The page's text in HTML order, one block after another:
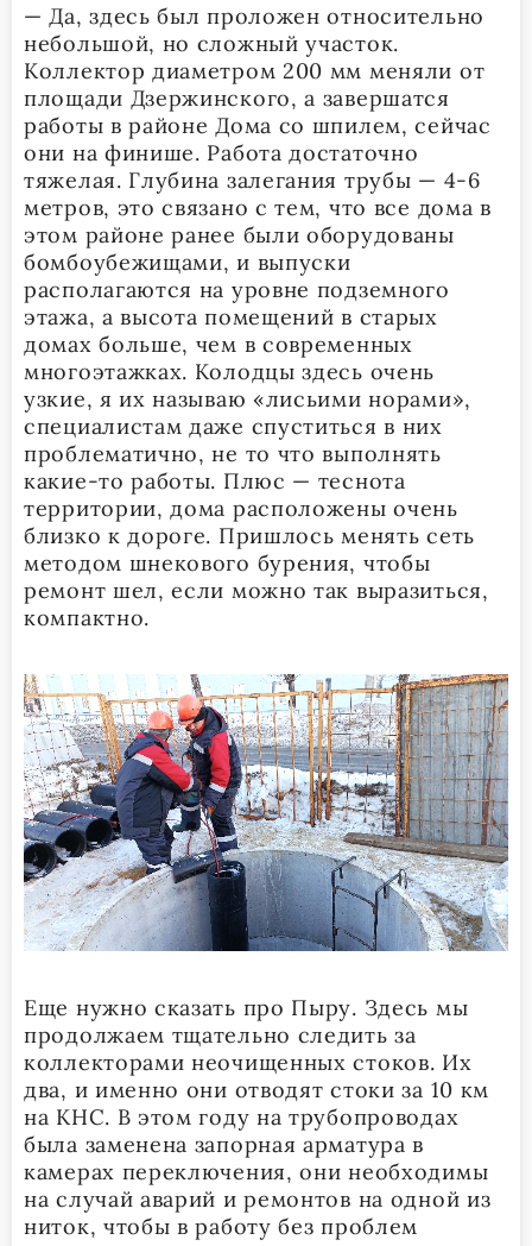
— Да, здесь был проложен относительно
небольшой, но сложный участок.
Коллектор диаметром 200 мм меняли от
площади Дзержинского, а завершатся
работы в районе Дома со шпилем, сейчас
они на финише. Работа достаточно
тяжелая. Глубина залегания трубы — 4-6
метров, это связано с тем, что все дома в
этом районе ранее были оборудованы
бомбоубежищами, и выпуски
располагаются на уровне подземного
этажа, а высота помещений в старых
домах больше, чем в современных
многоэтажках. Колодцы здесь очень
узкие, я их называю «лисьими норами»,
специалистам даже спуститься в них
проблематично, не то что выполнять
какие-то работы. Плюс — теснота
территории, дома расположены очень
близко к дороге. Пришлось менять сеть
методом шнекового бурения, чтобы
ремонт шел, если можно так выразиться,
компактно.
Еще нужно сказать про Пыру. Здесь мы
продолжаем тщательно следить за
коллекторами неочищенных стоков. Их
два, и именно они отводят стоки за 10 км
на КНС. В этом году на трубопроводах
была заменена запорная арматура в
камерах переключения, они необходимы
на случай аварий и ремонтов на одной из
ниток, чтобы в работу без проблем